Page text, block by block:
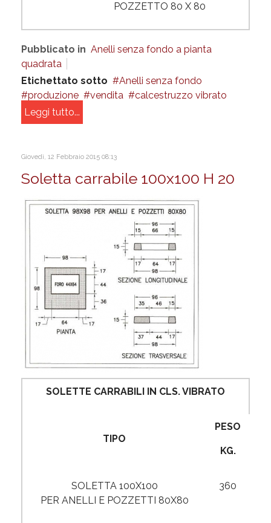
POZZETTO 80 X 80
Pubblicato in Anelli senza fondo a pianta
quadrata
Etichettato sotto
Anelli senza fondo
produzione
vendita
calcestruzzo vibrato
Leggi tutto...
Giovedì, 12 Febbraio 2015 08:13
Soletta carrabile 100x100 H 20
SOLETTE CARRABILI IN CLS. VIBRATO
TIPO
PESO
KG.
SOLETTA 100X100
PER ANELLI E POZZETTI 80X80
360